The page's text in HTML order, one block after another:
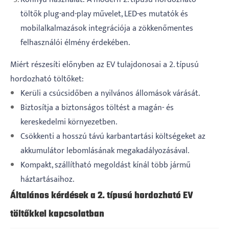
töltők plug-and-play művelet, LED-es mutatók és
mobilalkalmazások integrációja a zökkenőmentes
felhasználói élmény érdekében.
Miért részesíti előnyben az EV tulajdonosai a 2. típusú
hordozható töltőket:
Kerüli a csúcsidőben a nyilvános állomások várását.
Biztosítja a biztonságos töltést a magán- és
kereskedelmi környezetben.
Csökkenti a hosszú távú karbantartási költségeket az
akkumulátor lebomlásának megakadályozásával.
Kompakt, szállítható megoldást kínál több jármű
háztartásaihoz.
Általános kérdések a 2. típusú hordozható EV
töltőkkel kapcsolatban